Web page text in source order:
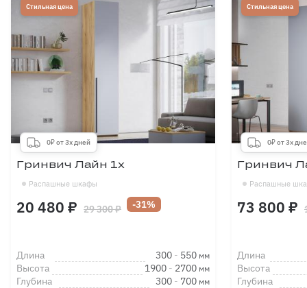
Сетка для обуви
Стильная цена
0₽ от 3х дней
Распашные шкафы
Гринвич Лайн 1х
20 480 ₽ 29 300 ₽ -31%
Длина 300 - 550 мм
Высота 1900 - 2700 мм
Глубина 300 - 700 мм
Стильная цена
0₽ от 3х
Распашные
Гринвич
73 800 ₽
Длина
Высота
Глубина